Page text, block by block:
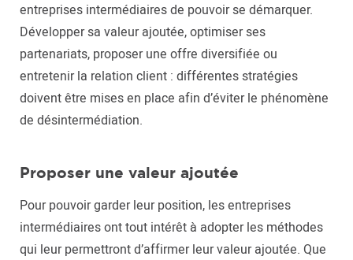
entreprises intermédiaires de pouvoir se démarquer.
Développer sa valeur ajoutée, optimiser ses
partenariats, proposer une offre diversifiée ou
entretenir la relation client : différentes stratégies
doivent être mises en place afin d’éviter le phénomène
de désintermédiation.
Proposer une valeur ajoutée
Pour pouvoir garder leur position, les entreprises
intermédiaires ont tout intérêt à adopter les méthodes
qui leur permettront d’affirmer leur valeur ajoutée. Que